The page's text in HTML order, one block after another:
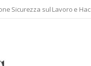
Sicurezza sul Lavoro e